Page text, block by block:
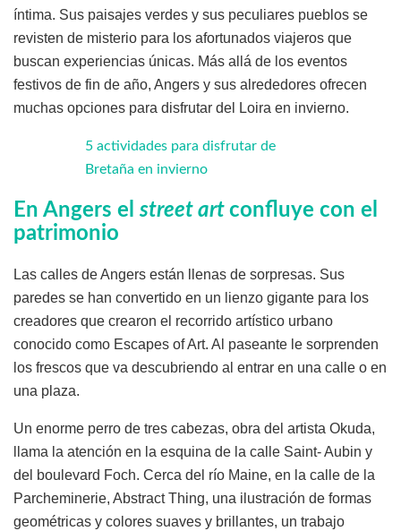
íntima. Sus paisajes verdes y sus peculiares pueblos se
revisten de misterio para los afortunados viajeros que
buscan experiencias únicas. Más allá de los eventos
festivos de fin de año, Angers y sus alrededores ofrecen
muchas opciones para disfrutar del Loira en invierno.
5 actividades para disfrutar de
Bretaña en invierno
En Angers el street art confluye con el
patrimonio
Las calles de Angers están llenas de sorpresas. Sus
paredes se han convertido en un lienzo gigante para los
creadores que crearon el recorrido artístico urbano
conocido como Escapes of Art. Al paseante le sorprenden
los frescos que va descubriendo al entrar en una calle o en
una plaza.
Un enorme perro de tres cabezas, obra del artista Okuda,
llama la atención en la esquina de la calle Saint- Aubin y
del boulevard Foch. Cerca del río Maine, en la calle de la
Parcheminerie, Abstract Thing, una ilustración de formas
geométricas y colores suaves y brillantes, un trabajo